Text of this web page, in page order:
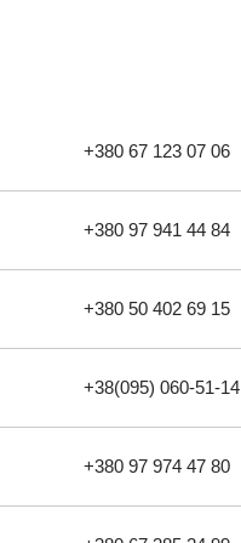
+380 67 123 07 06
+380 97 941 44 84
+380 50 402 69 15
+38(095) 060-51-14
+380 97 974 47 80